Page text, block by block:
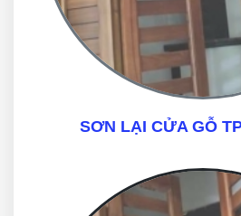
SƠN LẠI CỬA GỖ